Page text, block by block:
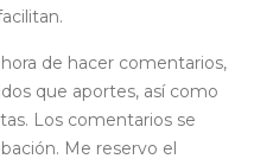
de hacer comentarios,
que aportes, así como
Los comentarios se
Me reservo el